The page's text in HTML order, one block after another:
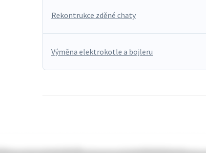
Rekontrukce zděné chaty
Výměna elektrokotle a bojleru